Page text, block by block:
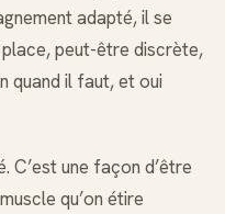
adapté, il se
place, peut-être discrète,
quand il faut, et oui
C’est une façon d’être
qu’on étire